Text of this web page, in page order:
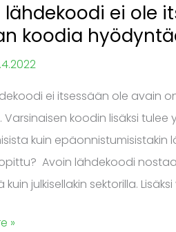
lähdekoodi ei ole
koodia
ei itsessään ole avain
koodin lisäksi
kuin epäonnistumisistakin
Avoin lähdekoodi
kuin julkisellakin sektorilla.
»